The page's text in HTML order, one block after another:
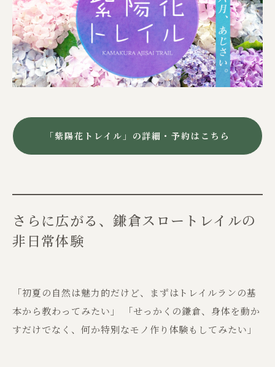
「紫陽花トレイル」の詳細・予約はこちら
さらに広がる、鎌倉スロートレイルの
非日常体験
「初夏の自然は魅力的だけど、まずはトレイルランの基
本から教わってみたい」 「せっかくの鎌倉、身体を動か
すだけでなく、何か特別なモノ作り体験もしてみたい」